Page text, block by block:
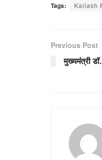
Tags: Kailash
Previous Post
मुख्यमंत्री